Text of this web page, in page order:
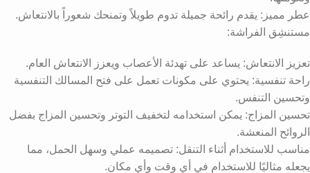
عطر مميز: يقدم رائحة جميلة تدوم طويلاً وتمنحك شعوراً بالانتعاش.
مستنشِق الفراشة:
تعزيز الانتعاش: يساعد على تهدئة الأعصاب ويعزز الانتعاش العام.
راحة تنفسية: يحتوي على مكونات تعمل على فتح المسالك التنفسية
وتحسين التنفس.
تحسين المزاج: يمكن استخدامه لتخفيف التوتر وتحسين المزاج بفضل
الروائح المنعشة.
مناسب للاستخدام أثناء التنقل: تصميمه عملي وسهل الحمل، مما
يجعله مثاليًا للاستخدام في أي وقت وأي مكان.